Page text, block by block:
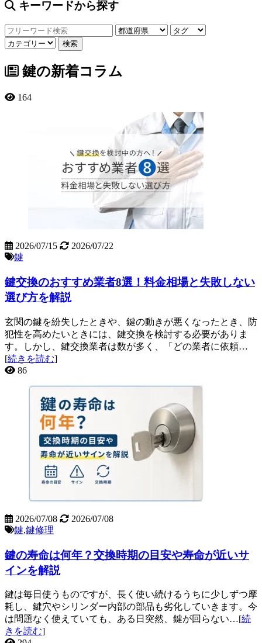
キーワードから探す
鍵の新着コラム
164
2026/07/15
2026/07/22
鍵
鍵交換のおすすめ業者8選！料金相場と失敗しない
選び方を解説
玄関の鍵を紛失したときや、鍵の動きが悪くなったとき、防
犯性を高めたいときには、鍵交換を検討する必要がありま
す。しかし、鍵交換業者は数が多く、「どの業者に依頼…
[続きを読む]
86
2026/07/08
2026/07/08
鍵,鍵修理
鍵の寿命は何年？交換時期の目安や寿命が近いサ
インを解説
鍵は毎日使うものですが、長く使い続けるうちに少しずつ摩
耗し、鍵穴やシリンダー内部の部品も劣化していきます。今
は問題なく使えていても、ある日突然、鍵が回らない…[続
きを読む]